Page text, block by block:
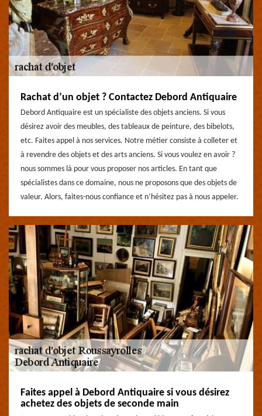
Rachat d’un objet ? Contactez Debord Antiquaire
Debord Antiquaire est un spécialiste des objets anciens. Si vous
désirez avoir des meubles, des tableaux de peinture, des bibelots,
etc. Faites appel à nos services. Notre métier consiste à colleter et
à revendre des objets et des arts anciens. Si vous voulez en avoir ?
nous sommes là pour vous proposer nos articles. En tant que
spécialistes dans ce domaine, nous ne proposons que des objets de
valeur. Alors, faites-nous confiance et n’hésitez pas à nous appeler.
Faites appel à Debord Antiquaire si vous désirez
achetez des objets de seconde main